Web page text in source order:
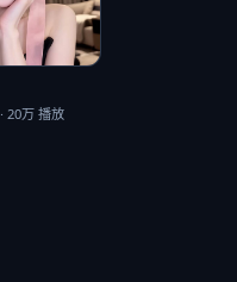
· 20万 播放